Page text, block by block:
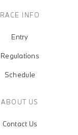
RACE INFO
Entry
Regulations
Schedule
ABOUT US
Contact Us